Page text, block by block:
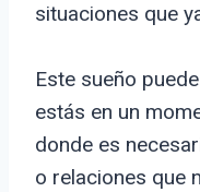
situaciones que
Este sueño
estás en un
donde es
o relaciones que